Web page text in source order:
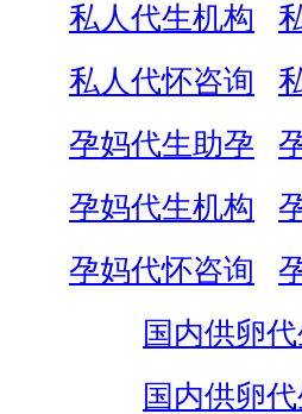
私人代生机构
私人代怀咨询
孕妈代生助孕
孕妈代生机构
孕妈代怀咨询
国内供卵
国内供卵